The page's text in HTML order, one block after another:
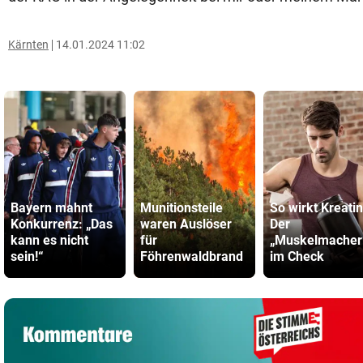
Kärnten 14.01.2024 11:02
Bayern mahnt
Konkurrenz: „Das
kann es nicht
sein!“
Munitionsteile
waren Auslöser
für
Föhrenwaldbrand
So wirkt
Der
im Check